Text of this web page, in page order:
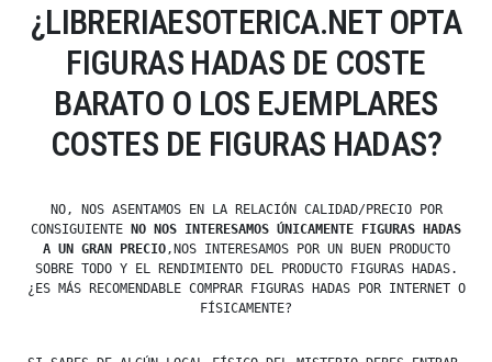
¿LIBRERIAESOTERICA.NET OPTA
FIGURAS HADAS DE COSTE
BARATO O LOS EJEMPLARES
COSTES DE FIGURAS HADAS?
NO, NOS ASENTAMOS EN LA RELACIÓN CALIDAD/PRECIO POR
CONSIGUIENTE NO NOS INTERESAMOS ÚNICAMENTE FIGURAS HADAS
A UN GRAN PRECIO,NOS INTERESAMOS POR UN BUEN PRODUCTO
SOBRE TODO Y EL RENDIMIENTO DEL PRODUCTO FIGURAS HADAS.
¿ES MÁS RECOMENDABLE COMPRAR FIGURAS HADAS POR INTERNET O
FÍSICAMENTE?